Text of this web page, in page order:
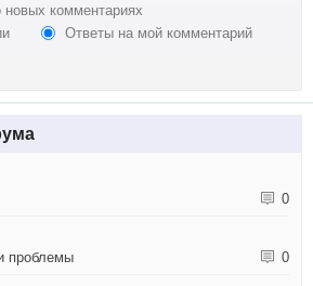
комментариях
Ответы на мой комментарий
0
проблемы 0